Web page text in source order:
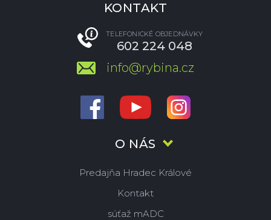
O NÁS
Predajňa Hradec Králové
Kontakt
súťaž mADC
KONTAKT
TELEFONICKÉ OBJEDNÁVKY
602 224 048
info@rybina.cz